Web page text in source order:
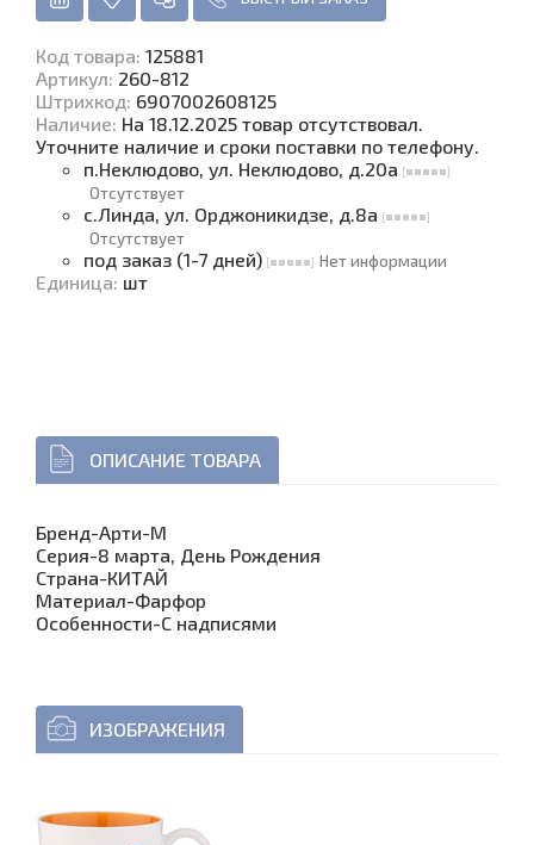
Код товара: 125881
Артикул: 260-812
Штрихкод: 6907002608125
Наличие: На 18.12.2025 товар отсутствовал.
Уточните наличие и сроки поставки по телефону.
п.Неклюдово, ул. Неклюдово, д.20а
Отсутствует
с.Линда, ул. Орджоникидзе, д.8а
Отсутствует
под заказ (1-7 дней) Нет информации
Единица: шт
ОПИСАНИЕ ТОВАРА
Бренд-Арти-М
Серия-8 марта, День Рождения
Страна-КИТАЙ
Материал-Фарфор
Особенности-С надписями
ИЗОБРАЖЕНИЯ